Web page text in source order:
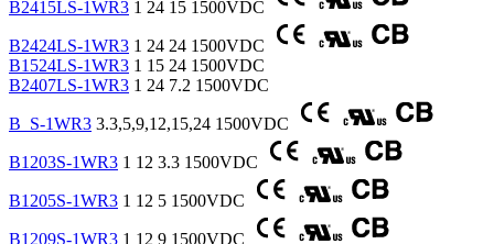
B2415LS-1WR3 1 24 15 1500VDC
B2424LS-1WR3 1 24 24 1500VDC
B1524LS-1WR3 1 15 24 1500VDC
B2407LS-1WR3 1 24 7.2 1500VDC
B_S-1WR3 3.3,5,9,12,15,24 1500VDC
B1203S-1WR3 1 12 3.3 1500VDC
B1205S-1WR3 1 12 5 1500VDC
B1209S-1WR3 1 12 9 1500VDC